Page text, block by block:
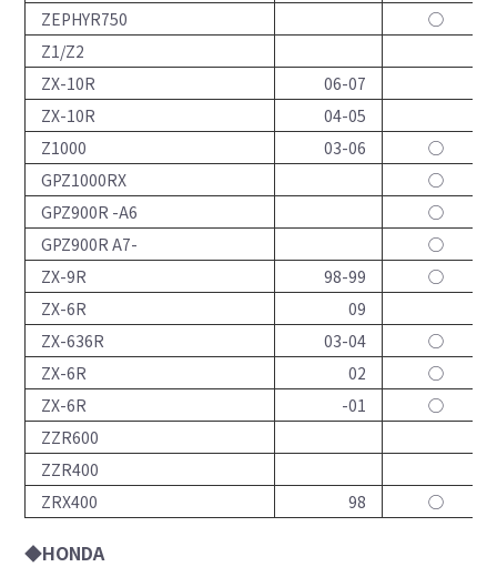
ZEPHYR750
◯
Z1/Z2
ZX-10R
06-07
ZX-10R
04-05
Z1000
03-06
◯
GPZ1000RX
◯
GPZ900R -A6
◯
GPZ900R A7-
◯
ZX-9R
98-99
◯
ZX-6R
09
ZX-636R
03-04
◯
ZX-6R
02
◯
ZX-6R
-01
◯
ZZR600
ZZR400
ZRX400
98 ◯
◆HONDA